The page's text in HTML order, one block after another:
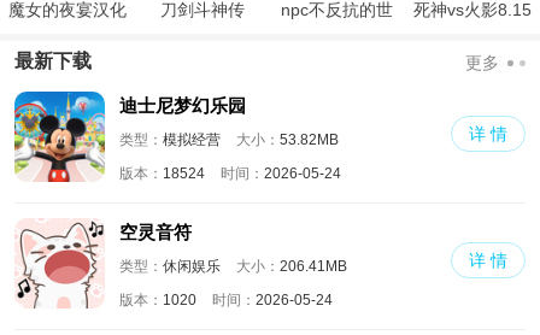
魔女的夜宴汉化
刀剑斗神传
npc不反抗的世
死神vs火影8.15
最新下载 更多
迪士尼梦幻乐园
类型： 模拟经营 大小： 53.82MB
版本： 18524 时间： 2026-05-24
详 情
空灵音符
类型： 休闲娱乐 大小： 206.41MB
版本： 1020 时间： 2026-05-24
详 情